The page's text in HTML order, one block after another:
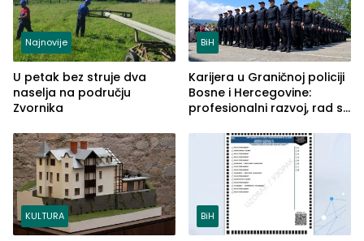
Najnovije
U petak bez struje dva
naselja na području
Zvornika
BiH
Karijera u Graničnoj policiji
Bosne i Hercegovine:
profesionalni razvoj, rad sa
služba građanima
KULTURA BiH